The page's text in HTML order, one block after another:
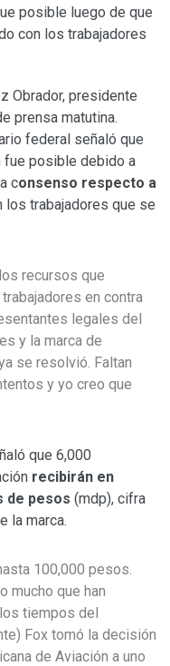
posible luego de que
con los trabajadores
Obrador, presidente
prensa matutina.
federal señaló que
fue posible debido a
consenso respecto a
los trabajadores que se
recursos que
en contra
legales del
y la marca de
se resolvió. Faltan
y yo creo que
que 6,000
recibirán en
de pesos (mdp), cifra
la marca.
100,000 pesos.
mucho que han
tiempos del
Fox tomó la decisión
de Aviación a uno